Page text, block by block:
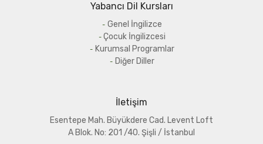
Yabancı Dil Kursları
Genel İngilizce
Çocuk İngilizcesi
Kurumsal Programlar
Diğer Diller
İletişim
Esentepe Mah. Büyükdere Cad. Levent Loft
A Blok. No: 201 /40. Şişli / İstanbul